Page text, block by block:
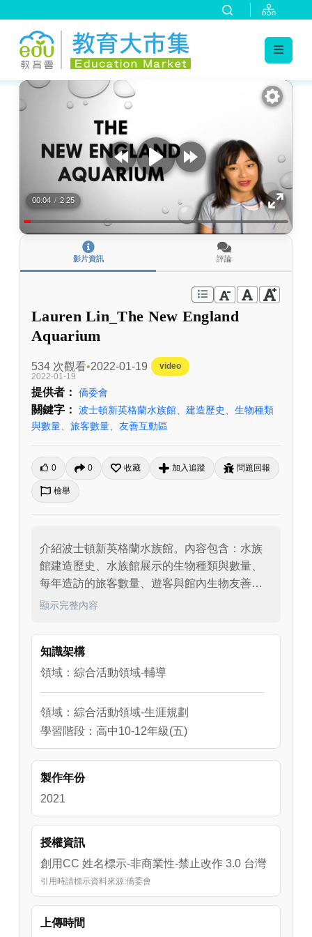
:::
00:04 / 2:25
影片資訊 評論
Lauren Lin_The New England
Aquarium
534 次觀看 2022-01-19
video
2022-01-19
提供者： 僑委會
關鍵字： 波士頓新英格蘭水族館 建造歷史
生物種類
與數量
旅客數量 友善互動區
0 0 收藏 加入追蹤 問題回報
檢舉
介紹波士頓新英格蘭水族館。內容包含：水族
館建造歷史、水族館展示的生物種類與數量、
每年造訪的旅客數量、遊客與館內生物友善互
動區等。
顯示完整內容
知識架構
領域：綜合活動領域-輔導
領域：綜合活動領域-生涯規劃
學習階段：高中10-12年級(五)
製作年份
2021
授權資訊
創用CC 姓名標示-非商業性-禁止改作 3.0 台灣
引用時請標示資料來源:僑委會
上傳時間